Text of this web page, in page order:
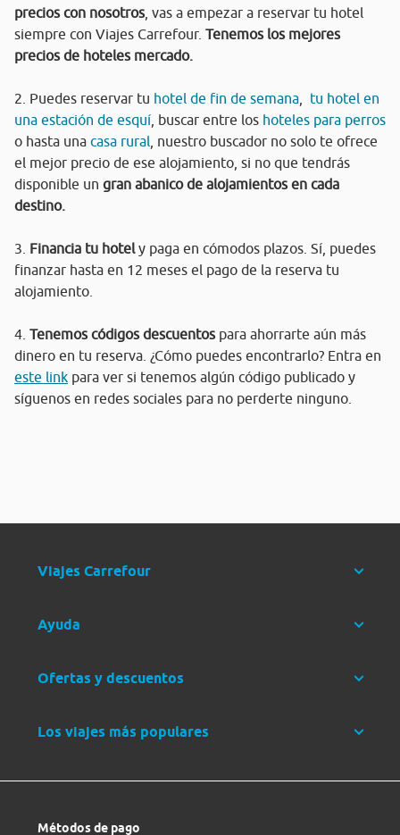
precios con nosotros, vas a empezar a reservar tu hotel
siempre con Viajes Carrefour. Tenemos los mejores
precios de hoteles mercado.
2. Puedes reservar tu hotel de fin de semana
tu hotel en
una estación de esquí , buscar entre los hoteles para perros
o hasta una casa rural , nuestro buscador no solo te ofrece
el mejor precio de ese alojamiento, si no que tendrás
disponible un gran abanico de alojamientos en cada
destino.
3. Financia tu hotely paga en cómodos plazos. Sí, puedes
finanzar hasta en 12 meses el pago de la reserva tu
alojamiento.
4. Tenemos códigos descuentos para ahorrarte aún más
dinero en tu reserva. ¿Cómo puedes encontrarlo? Entra en
este link para ver si tenemos algún código publicado y
síguenos en redes sociales para no perderte ninguno.
Viajes Carrefour
Ayuda
Ofertas y descuentos
Los viajes más populares
Métodos de pago